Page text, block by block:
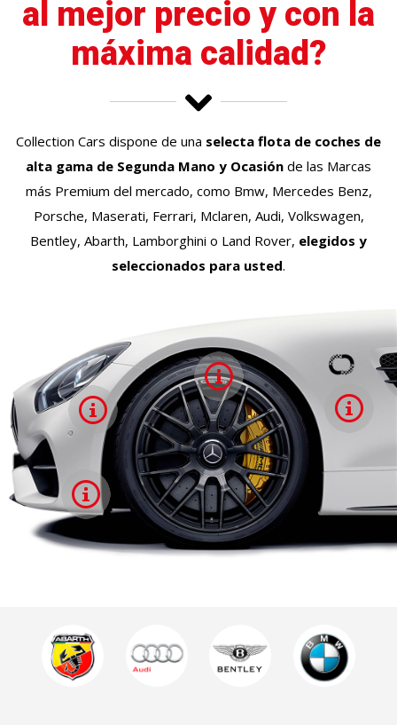
al mejor precio y con la
máxima calidad?
Collection Cars dispone de una selecta flota de coches de
alta gama de Segunda Mano y Ocasión de las Marcas
más Premium del mercado, como Bmw, Mercedes Benz,
Porsche, Maserati, Ferrari, Mclaren, Audi, Volkswagen,
Bentley, Abarth, Lamborghini o Land Rover, elegidos y
seleccionados para usted.